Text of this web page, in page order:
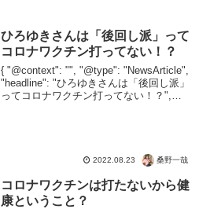
ひろゆきさんは「後回し派」って
コロナワクチン打ってない！？
{ "@context": "", "@type": "NewsArticle",
"headline": "ひろゆきさんは「後回し派」
ってコロナワクチン打ってない！？",
2022.08.23 桑野一哉
コロナワクチンは打たないから健
康ということ？